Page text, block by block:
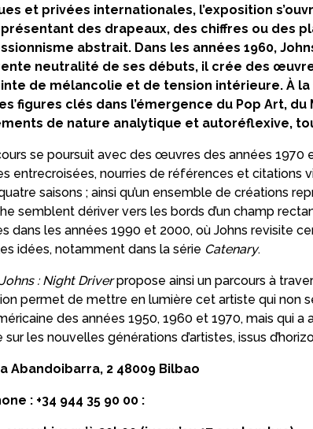
et privées internationales, l’exposition
des drapeaux, des chiffres ou des
abstrait. Dans les années 1960,
neutralité de ses débuts, il crée des
de mélancolie et de tension intérieure. À
figures clés dans l’émergence du Pop Art,
de nature analytique et autoréflexive,
se poursuit avec des œuvres des années
entrecroisées, nourries de références et citations
saisons ; ainsi qu’un ensemble de créations
semblent dériver vers les bords d’un champ
dans les années 1990 et 2000, où Johns revisite
idées, notamment dans la série Catenary.
: Night Driverpropose ainsi un parcours à
permet de mettre en lumière cet artiste qui non
des années 1950, 1960 et 1970, mais qui
les nouvelles générations d’artistes, issus
Abandoibarra, 2 48009 Bilbao
: +34 944 35 90 00 :